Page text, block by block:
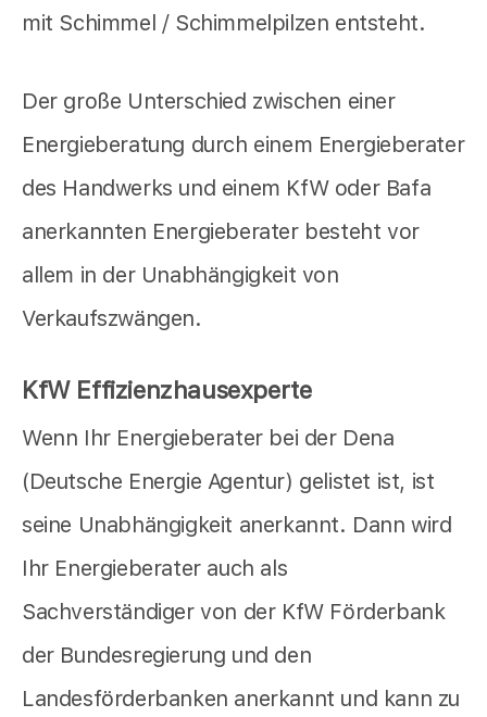
mit Schimmel / Schimmelpilzen entsteht.
Der große Unterschied zwischen einer
Energieberatung durch einem Energieberater
des Handwerks und einem KfW oder Bafa
anerkannten Energieberater besteht vor
allem in der Unabhängigkeit von
Verkaufszwängen.
KfW Effizienzhausexperte
Wenn Ihr Energieberater bei der Dena
(Deutsche Energie Agentur) gelistet ist, ist
seine Unabhängigkeit anerkannt. Dann wird
Ihr Energieberater auch als
Sachverständiger von der KfW Förderbank
der Bundesregierung und den
Landesförderbanken anerkannt und kann zu